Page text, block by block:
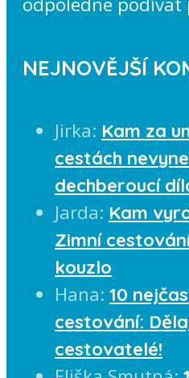
NEJNOVĚJŠÍ
Jirka: Kam za
cestách
dechberoucí
Jarda: Kam
Zimní
kouzlo
Hana: 10
cestování:
cestovatelé!